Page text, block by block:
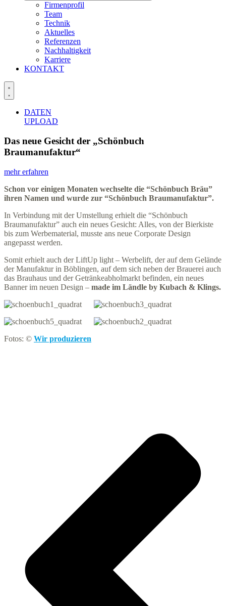
Firmenprofil
Team
Technik
Aktuelles
Referenzen
Nachhaltigkeit
Karriere
KONTAKT
DATEN
UPLOAD
Das neue Gesicht der „Schönbuch
Braumanufaktur“
mehr erfahren
Schon vor einigen Monaten wechselte die “Schönbuch Bräu”
ihren Namen und wurde zur “Schönbuch Braumanufaktur”.
In Verbindung mit der Umstellung erhielt die “Schönbuch
Braumanufaktur” auch ein neues Gesicht: Alles, von der Bierkiste
bis zum Werbematerial, musste ans neue Corporate Design
angepasst werden.
Somit erhielt auch der LiftUp light – Werbelift, der auf dem Gelände
der Manufaktur in Böblingen, auf dem sich neben der Brauerei auch
das Brauhaus und der Getränkeabholmarkt befinden, ein neues
Banner im neuen Design – made im Ländle by Kubach & Klings.
Fotos: © Wir produzieren